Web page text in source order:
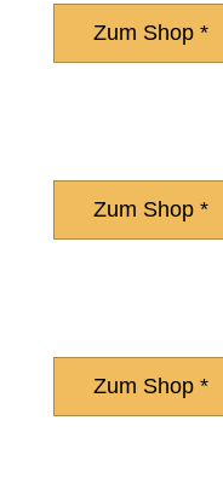
Zum Shop *
Zum Shop *
Zum Shop *